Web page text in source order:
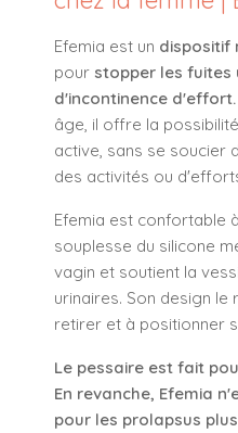
Efemia est un dispositif
pour stopper les fuites
d'incontinence d'effort.
âge, il offre la
active, sans se soucier
des activités ou
Efemia est confortable
souplesse du silicone
vagin et soutient la
urinaires. Son design le
retirer et à positionner
Le pessaire est fait
En revanche, Efemia
pour les prolapsus